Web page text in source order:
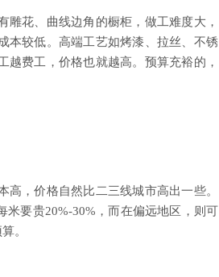
花、曲线边角的橱柜，做工难度大，
本较低。高端工艺如烤漆、拉丝、不锈
费工，价格也就越高。预算充裕的，
，价格自然比二三线城市高出一些。
要贵20%-30%，而在偏远地区，则可
。